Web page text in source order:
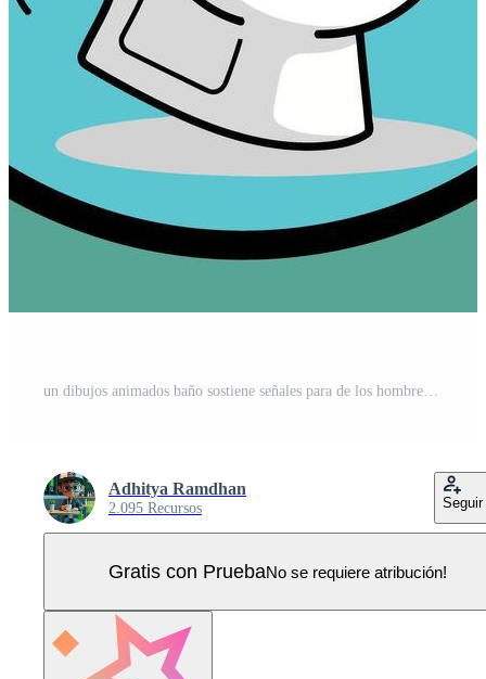
un dibujos animados baño sostiene señales para de los hombres y De las mujeres baños Vector Pro
Adhitya Ramdhan
2.095 Recursos Seguir
Gratis con PruebaNo se requiere atribución!